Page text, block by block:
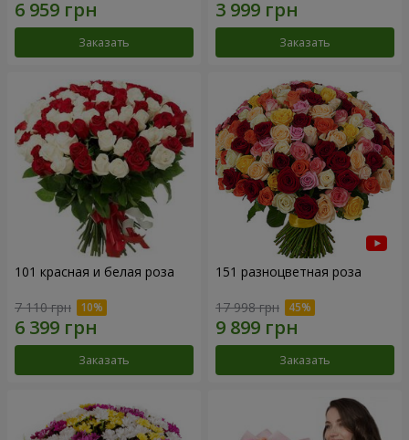
Заказать Заказать
101 красная и белая роза
7 110 грн
Заказать
151 разноцветная роза
17 998 грн
Заказать